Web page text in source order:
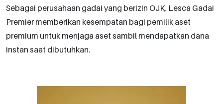
Sebagai perusahaan gadai yang berizin OJK, Lesca Gadai
Premier memberikan kesempatan bagi pemilik aset
premium untuk menjaga aset sambil mendapatkan dana
instan saat dibutuhkan.